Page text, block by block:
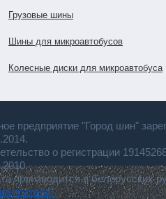
Грузовые шины
Шины для микроавтобусов
Колесные диски для микроавтобуса
предприятие "Город шин"
о регистрации
производится в белорусских